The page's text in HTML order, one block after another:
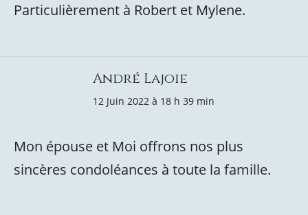
Particulièrement à Robert et Mylene.
André Lajoie
12 Juin 2022 à 18 h 39 min
Mon épouse et Moi offrons nos plus
sincères condoléances à toute la famille.